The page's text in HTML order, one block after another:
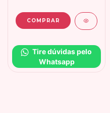
Tire dúvidas pelo
Whatsapp